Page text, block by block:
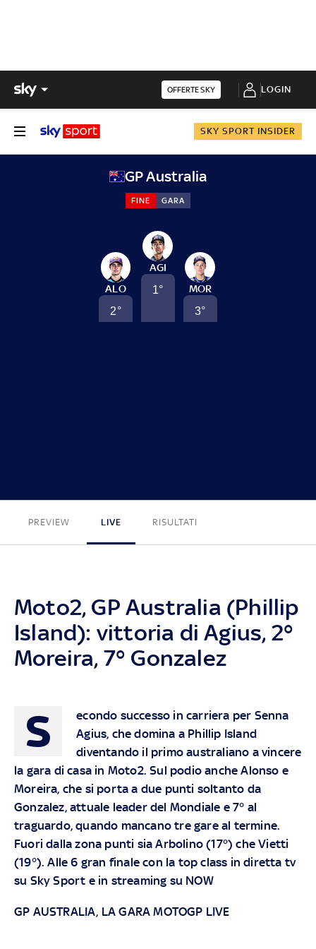
OFFERTE SKY LOGIN
SKY SPORT INSIDER
GP Australia
FINE GARA
AGI
1°
ALO
2°
MOR
3°
PREVIEW LIVE RISULTATI
Moto2, GP Australia (Phillip
Island): vittoria di Agius, 2°
Moreira, 7° Gonzalez
S
econdo successo in carriera per Senna
Agius, che domina a Phillip Island
diventando il primo australiano a vincere
la gara di casa in Moto2. Sul podio anche Alonso e
Moreira, che si porta a due punti soltanto da
Gonzalez, attuale leader del Mondiale e 7° al
traguardo, quando mancano tre gare al termine.
Fuori dalla zona punti sia Arbolino (17°) che Vietti
(19°). Alle 6 gran finale con la top class in diretta tv
su Sky Sport e in streaming su NOW
GP AUSTRALIA, LA GARA MOTOGP LIVE